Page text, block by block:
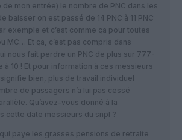
de mon entrée) le nombre de PNC dans les
baisser on est passé de 14 PNC à 11 PNC
exemple et c’est comme ça pour toutes
MC… Et ça, c’est pas compris dans
nous fait perdre un PNC de plus sur 777-
à 10 ! Et pour information à ces messieurs
signifie bien, plus de travail individuel
de passagers n’a lui pas cessé
Qu’avez-vous donné à la
cette date messieurs du snpl ?
qui paye les grasses pensions de retraite